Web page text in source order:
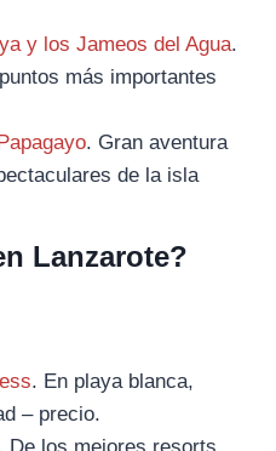
y los Jameos del Agua.
más importantes
. Gran aventura
de la isla
Lanzarote?
. En playa blanca,
– precio.